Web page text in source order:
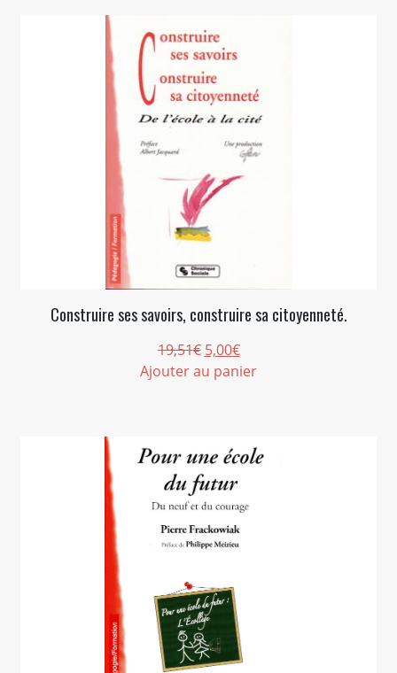
Construire ses savoirs, construire sa citoyenneté.
19,51€ Le
prix
5,00€Le
prix
Ajouter au panier